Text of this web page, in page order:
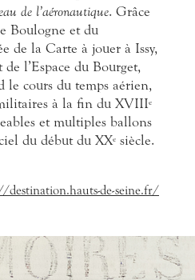
de l’aéronautique. Grâce
Boulogne et du
de la Carte à jouer à Issy,
l’Espace du Bourget,
le cours du temps aérien,
à la fin du XVIIIe
et multiples ballons
du début du XXe siècle.
destination.hauts-de-seine.fr/